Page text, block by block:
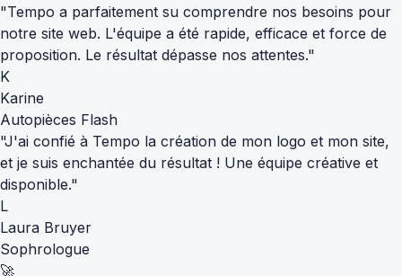
"Tempo a parfaitement su comprendre nos besoins pour
notre site web. L'équipe a été rapide, efficace et force de
proposition. Le résultat dépasse nos attentes."
K
Karine
Autopièces Flash
"J'ai confié à Tempo la création de mon logo et mon site,
et je suis enchantée du résultat ! Une équipe créative et
disponible."
L
Laura Bruyer
Sophrologue
🚀